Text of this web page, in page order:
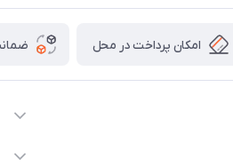
امکان پرداخت در محل